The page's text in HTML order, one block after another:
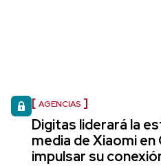
AGENCIAS
Digitas liderará la
media de Xiaomi
impulsar su